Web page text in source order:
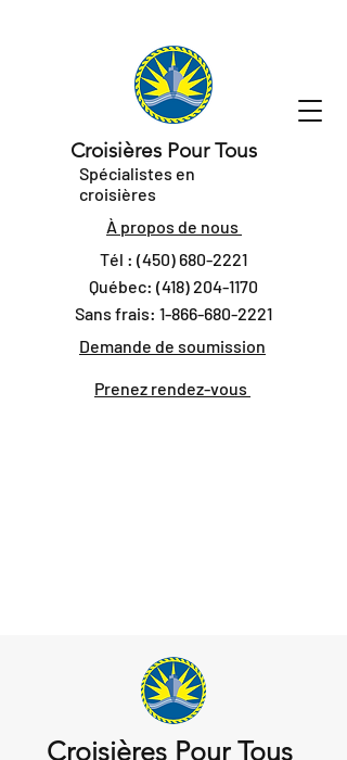
Croisières Pour Tous
Spécialistes en
croisières
À propos de nous
Tél : (450) 680-2221
Québec: (418) 204-1170
Sans frais: 1-866-680-2221
Demande de soumission
Prenez rendez-vous
Croisières Pour Tous